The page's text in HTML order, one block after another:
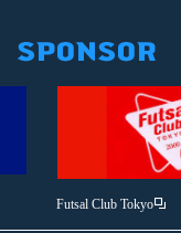
Futsal Club Tokyo